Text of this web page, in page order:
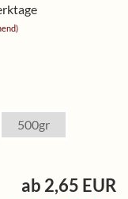
500gr
ab 2,65 EUR